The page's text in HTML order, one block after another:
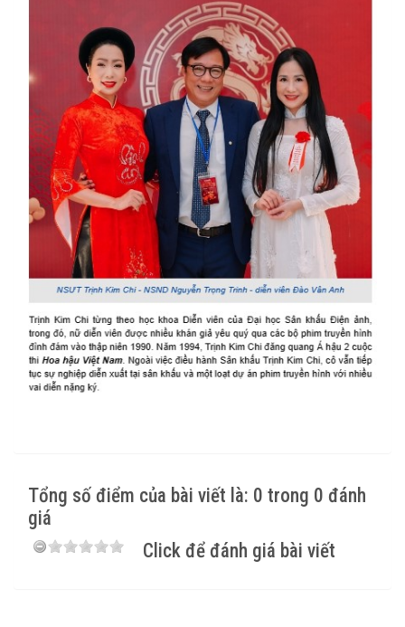
Tổng số điểm của bài viết là: 0 trong 0 đánh
giá
Click để đánh giá bài viết